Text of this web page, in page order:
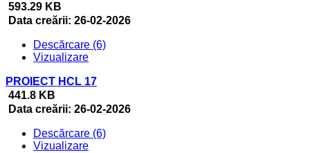
593.29 KB
Data creării: 26-02-2026
Descărcare (6)
Vizualizare
PROIECT HCL 17
441.8 KB
Data creării: 26-02-2026
Descărcare (6)
Vizualizare